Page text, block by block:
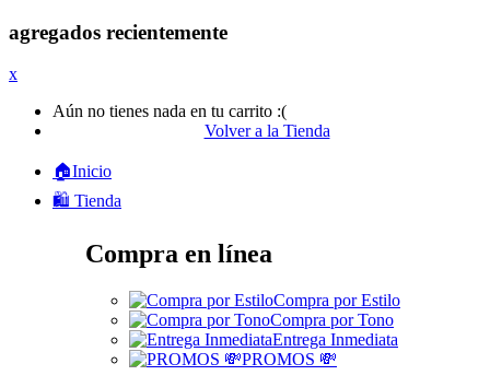
agregados recientemente
x
Aún no tienes nada en tu carrito :(
Volver a la Tienda
🏠Inicio
🛍️ Tienda
Compra en línea
Compra por Estilo
Compra por Tono
Entrega Inmediata
PROMOS 💸